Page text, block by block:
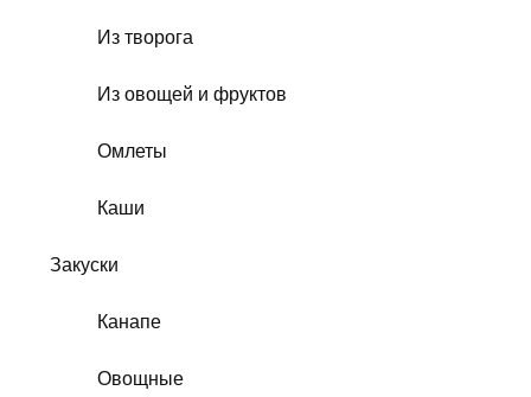
Из творога
Из овощей и фруктов
Омлеты
Каши
Закуски
Канапе
Овощные